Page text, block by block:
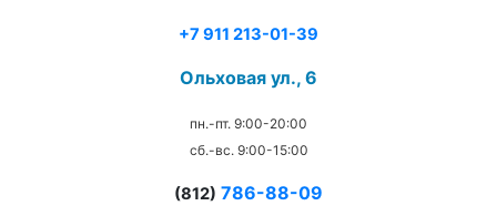
+7 911 213-01-39
Ольховая ул., 6
пн.-пт. 9:00-20:00
сб.-вс. 9:00-15:00
(812) 786-88-09